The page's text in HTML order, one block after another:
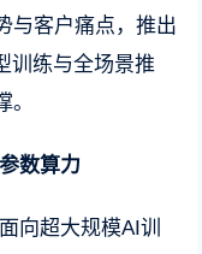
与客户痛点，推出
训练与全场景推
数算力
向超大规模AI训